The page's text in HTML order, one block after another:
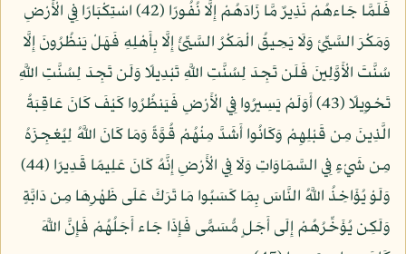
فَلَمَّا جَاءهُمْ نَذِيرٌ مَّا زَادَهُمْ إِلَّا نُفُورًا (42) اسْتِكْبَارًا فِي الْأَرْضِ
وَمَكْرَ السَّيِّئِ وَلَا يَحِيقُ الْمَكْرُ السَّيِّئُ إِلَّا بِأَهْلِهِ فَهَلْ يَنظُرُونَ إِلَّا
سُنَّتَ الْأَوَّلِينَ فَلَن تَجِدَ لِسُنَّتِ اللَّهِ تَبْدِيلًا وَلَن تَجِدَ لِسُنَّتِ اللَّهِ
تَحْوِيلًا (43) أَوَلَمْ يَسِيرُوا فِي الْأَرْضِ فَيَنظُرُوا كَيْفَ كَانَ عَاقِبَةُ
الَّذِينَ مِن قَبْلِهِمْ وَكَانُوا أَشَدَّ مِنْهُمْ قُوَّةً وَمَا كَانَ اللَّهُ لِيُعْجِزَهُ
مِن شَيْءٍ فِي السَّمَاوَاتِ وَلَا فِي الْأَرْضِ إِنَّهُ كَانَ عَلِيمًا قَدِيرًا (44)
وَلَوْ يُؤَاخِذُ اللَّهُ النَّاسَ بِمَا كَسَبُوا مَا تَرَكَ عَلَى ظَهْرِهَا مِن دَابَّةٍ
وَلَكِن يُؤَخِّرُهُمْ إِلَى أَجَلٍ مُّسَمًّى فَإِذَا جَاء أَجَلُهُمْ فَإِنَّ اللَّهَ